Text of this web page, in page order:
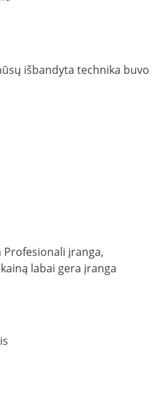
išbandyta technika buvo
Profesionali įranga,
labai gera įranga